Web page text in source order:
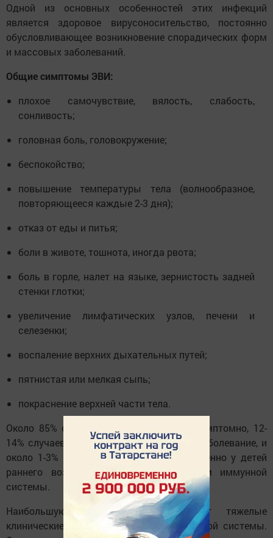
Одной из основных особенностей этих инфекций
является здоровое вирусоносительство, постоянно
обусловливающее возникновение спорадических форм
и массовых заболеваний.
Общие симптомы ЭВИ:
плохое самочувствие, вялость, слабость,
сонливость;
головная боль, головокружение;
беспокойство;
повышение температуры тела (волнообразное,
повторяющееся каждые 2-3 дня);
отказ от еды и питья;
боли в животе, тошнота, иногда рвота;
боль в горле, налет на языке, зернистость задней
стенки глотки;
увеличение лимфатических узлов, печени и
селезенки;
воспаление верхних дыхательных путей;
пятнистая или мелкая сыпь;
покраснение верхней части тела.
Около 85% случаев ЭВИ протекает бессимптомно, 12-
14% случаев — как легкое лихорадящее заболевание, и
около 1-3% имеют тяжелое течение, особенно у детей
раннего возраста и лиц с нарушением иммунной
системы.
Наибольшую опасность представляют тяжелые
клинические формы с поражением нервной системы.